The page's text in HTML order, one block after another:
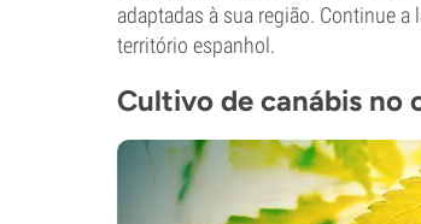
adaptadas à sua região. Continue
território espanhol.
Cultivo de canábis no